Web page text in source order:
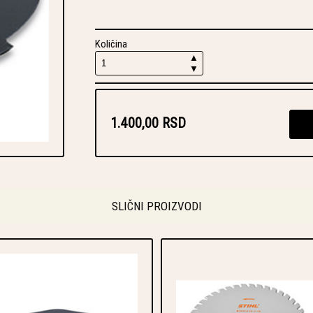
Količina
▲
▼
1.400,00 RSD
SLIČNI PROIZVODI